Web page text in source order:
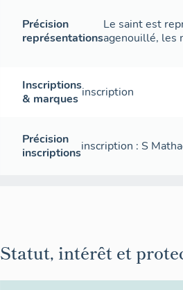
Précision
représentations
Le saint est
agenouillé, les
Inscriptions
& marques inscription
Précision
inscriptionsinscription : S
Statut, intérêt et